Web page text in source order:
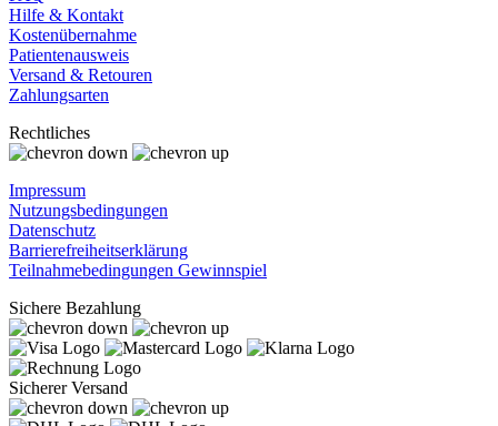
Hilfe & Kontakt
Kostenübernahme
Patientenausweis
Versand & Retouren
Zahlungsarten
Rechtliches
Impressum
Nutzungsbedingungen
Datenschutz
Barrierefreiheitserklärung
Teilnahmebedingungen Gewinnspiel
Sichere Bezahlung
Sicherer Versand